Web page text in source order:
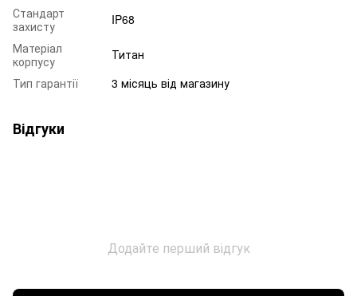
Стандарт
захисту
IP68
Матеріал
корпусу
Титан
Тип гарантії
3 місяць від магазину
Відгуки
Додайте перший відгук